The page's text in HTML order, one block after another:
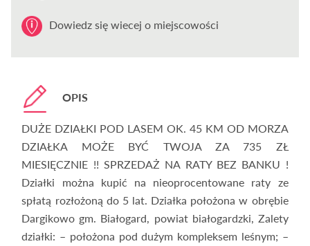
Dowiedz się wiecej o miejscowości
OPIS
DUŻE DZIAŁKI POD LASEM OK. 45 KM OD MORZA
DZIAŁKA MOŻE BYĆ TWOJA ZA 735 ZŁ
MIESIĘCZNIE !! SPRZEDAŻ NA RATY BEZ BANKU !
Działki można kupić na nieoprocentowane raty ze
spłatą rozłożoną do 5 lat. Działka położona w obrębie
Dargikowo gm. Białogard, powiat białogardzki, Zalety
działki: – położona pod dużym kompleksem leśnym; –